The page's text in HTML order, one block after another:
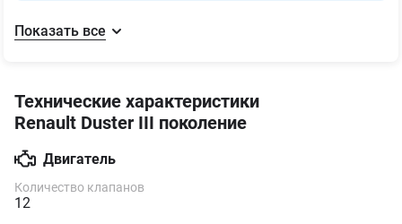
Показать все
Технические характеристики
Renault Duster III поколение
Двигатель
Количество клапанов
12